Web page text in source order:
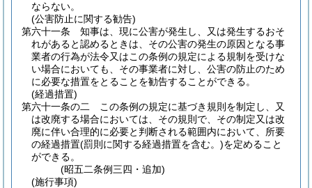
ならない。
(公害防止に関する勧告)
第六十一条
知事は、現に公害が発生し、又は発生するおそ
れがあると認めるときは、その公害の発生の原因となる事
業者の行為が法令又はこの条例の規定による規制を受けな
い場合においても、その事業者に対し、公害の防止のため
に必要な措置をとることを勧告することができる。
(経過措置)
第六十一条の二
この条例の規定に基づき規則を制定し、又
は改廃する場合においては、その規則で、その制定又は改
廃に伴い合理的に必要と判断される範囲内において、所要
の経過措置(罰則に関する経過措置を含む。)を定めること
ができる。
(昭五二条例三四・追加)
(施行事項)